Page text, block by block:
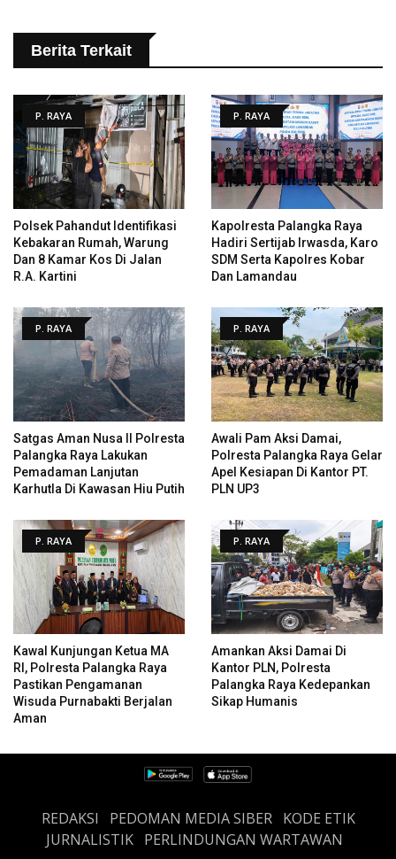
Berita Terkait
P. RAYA
Polsek Pahandut Identifikasi
Kebakaran Rumah, Warung
Dan 8 Kamar Kos Di Jalan
R.A. Kartini
P. RAYA
Kapolresta Palangka Raya
Hadiri Sertijab Irwasda, Karo
SDM Serta Kapolres Kobar
Dan Lamandau
P. RAYA
Satgas Aman Nusa II Polresta
Palangka Raya Lakukan
Pemadaman Lanjutan
Karhutla Di Kawasan Hiu Putih
P. RAYA
Awali Pam Aksi Damai,
Polresta Palangka Raya Gelar
Apel Kesiapan Di Kantor PT.
PLN UP3
P. RAYA
Kawal Kunjungan Ketua MA
RI, Polresta Palangka Raya
Pastikan Pengamanan
Wisuda Purnabakti Berjalan
Aman
P. RAYA
Amankan Aksi Damai Di
Kantor PLN, Polresta
Palangka Raya Kedepankan
Sikap Humanis
REDAKSI PEDOMAN MEDIA SIBER
KODE ETIK
JURNALISTIK PERLINDUNGAN WARTAWAN